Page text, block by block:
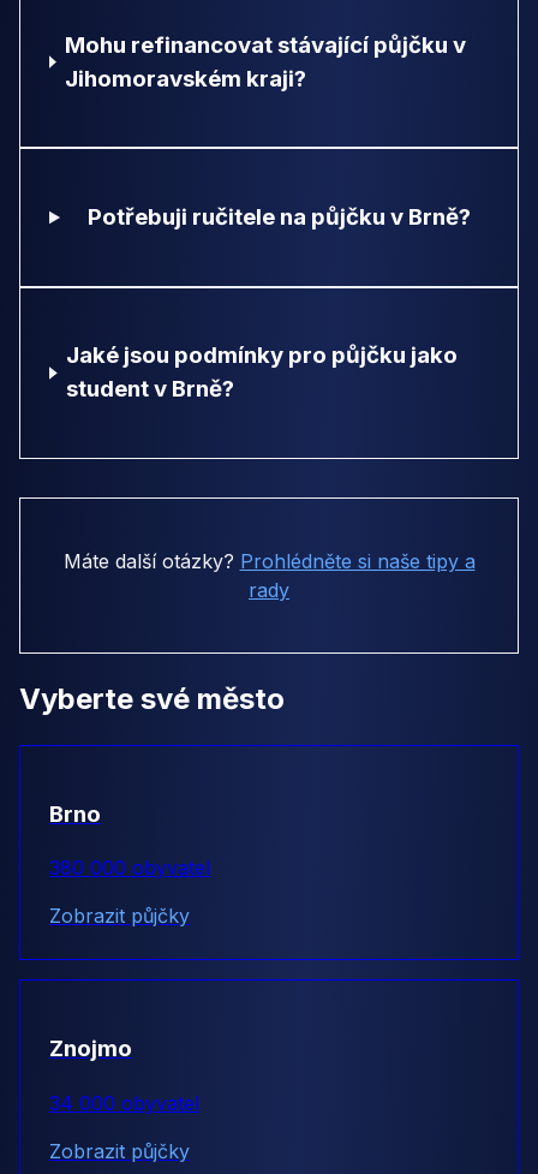
Mohu refinancovat stávající půjčku v
Jihomoravském kraji?
Potřebuji ručitele na půjčku v Brně?
Jaké jsou podmínky pro půjčku jako
student v Brně?
Máte další otázky? Prohlédněte si naše tipy a
rady
Vyberte své město
Brno
380 000 obyvatel
Zobrazit půjčky
Znojmo
34 000 obyvatel
Zobrazit půjčky